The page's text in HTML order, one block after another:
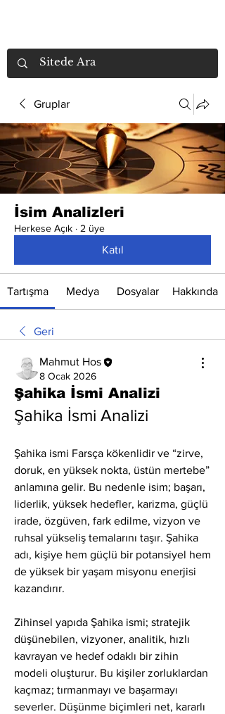
Gruplar
İsim Analizleri
Herkese Açık · 2 üye
Katıl
Tartışma Medya Dosyalar Hakkında
Geri
Mahmut Hos
8 Ocak 2026
Şahika İsmi Analizi
Şahika İsmi Analizi
Şahika ismi Farsça kökenlidir ve “zirve,
doruk, en yüksek nokta, üstün mertebe”
anlamına gelir. Bu nedenle isim; başarı,
liderlik, yüksek hedefler, karizma, güçlü
irade, özgüven, fark edilme, vizyon ve
ruhsal yükseliş temalarını taşır. Şahika
adı, kişiye hem güçlü bir potansiyel hem
de yüksek bir yaşam misyonu enerjisi
kazandırır.
Zihinsel yapıda Şahika ismi; stratejik
düşünebilen, vizyoner, analitik, hızlı
kavrayan ve hedef odaklı bir zihin
modeli oluşturur. Bu kişiler zorluklardan
kaçmaz; tırmanmayı ve başarmayı
severler. Düşünme biçimleri net, kararlı